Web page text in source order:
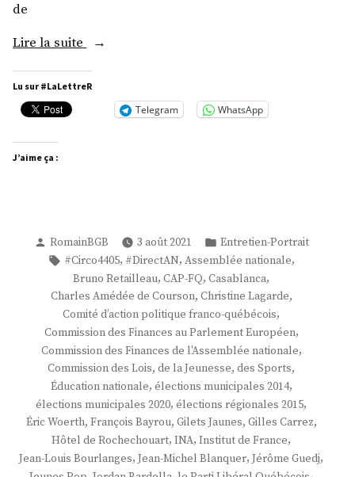
de
Lire la suite
« Mme
El
Haïry »
Lu sur #LaLettreR
Telegram WhatsApp
J’aime ça :
Publié
par
RomainBGB 3 août 2021
Publié
dans
Entretien-Portrait
Étiquettes :
#Circo4405, #DirectAN, Assemblée nationale,
Bruno Retailleau, CAP-FQ, Casablanca,
Charles Amédée de Courson, Christine Lagarde,
Comité d’action politique franco-québécois,
Commission des Finances au Parlement Européen,
Commission des Finances de l'Assemblée nationale,
Commission des Lois, de la Jeunesse, des Sports,
Éducation nationale, élections municipales 2014,
élections municipales 2020, élections régionales 2015,
Éric Woerth, François Bayrou, Gilets Jaunes, Gilles Carrez,
Hôtel de Rochechouart, INA, Institut de France,
Jean-Louis Bourlanges, Jean-Michel Blanquer, Jérôme Guedj,